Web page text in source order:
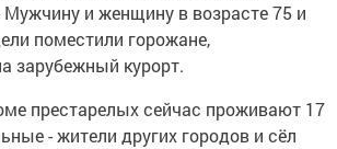
и женщину в возрасте 75 и
поместили горожане,
зарубежный курорт.
престарелых сейчас проживают 17
- жители других городов и сёл